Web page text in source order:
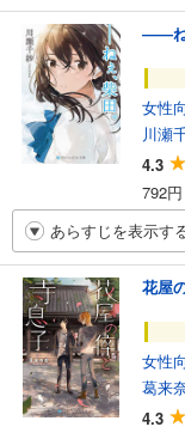
――ね
女性
川瀬
4.3
792
あらすじを表示す
花屋
女性
葛来
4.3